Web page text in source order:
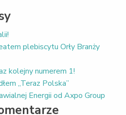
plebiscytu Orły Branży
kolejny numerem 1!
„Teraz Polska”
Energii od Axpo Group